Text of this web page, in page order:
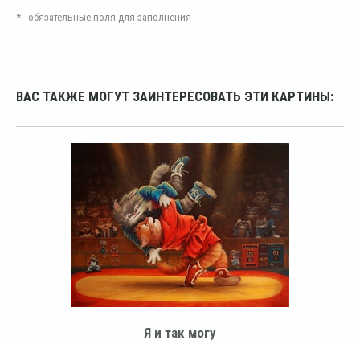
* - обязательные поля для заполнения
ВАС ТАКЖЕ МОГУТ ЗАИНТЕРЕСОВАТЬ ЭТИ КАРТИНЫ:
Я и так могу